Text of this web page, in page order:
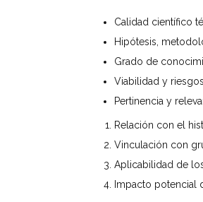
Calidad científico
Hipótesis,
Grado de
Viabilidad y
Pertinencia y
Relación con el
Vinculación con
Aplicabilidad de
Impacto potencial